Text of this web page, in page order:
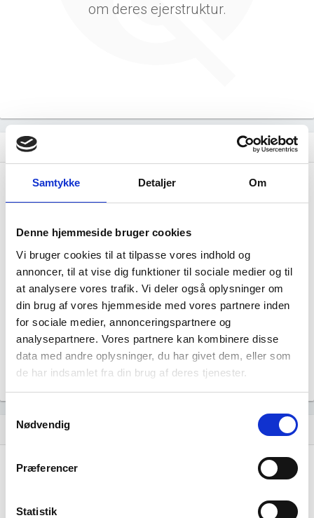
Samtykke Detaljer Om
Denne hjemmeside bruger cookies
Vi bruger cookies til at tilpasse vores indhold og
annoncer, til at vise dig funktioner til sociale medier og til
at analysere vores trafik. Vi deler også oplysninger om
din brug af vores hjemmeside med vores partnere inden
for sociale medier, annonceringspartnere og
analysepartnere. Vores partnere kan kombinere disse
data med andre oplysninger, du har givet dem, eller som
de har indsamlet fra din brug af deres tjenester.
Nødvendig
Præferencer
Statistik
om deres ejerstruktur.
dashboard Virksomhedens datterselskaber
PAPIRLAGERET ApS har ingen
datterselskaber.
hourglass_empty Historisk udvikling af rollerne
hourglass_full 01. januar, 2013
tiltrådte som revisor for virksomheden.